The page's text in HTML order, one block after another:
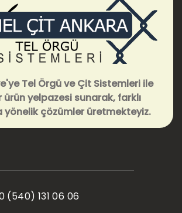
Tel Örgü ve Çit Sistemleri ile
ürün yelpazesi sunarak, farklı
yönelik çözümler üretmekteyiz.
(540) 131 06 06